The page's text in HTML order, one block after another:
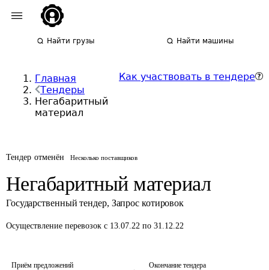
Найти грузы Найти машины
Главная
Тендеры
Негабаритный
материал
Как участвовать в тендере
Тендер отменён Несколько поставщиков
Негабаритный материал
Государственный тендер, Запрос котировок
Осуществление перевозок с 13.07.22 по 31.12.22
Приём предложений
Окончание тендера